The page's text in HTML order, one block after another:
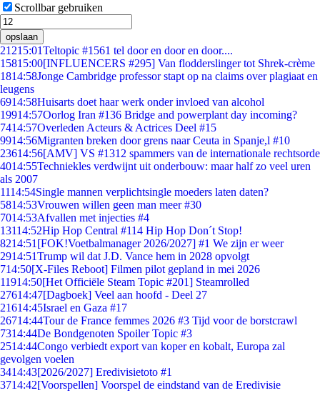
Scrollbar gebruiken
opslaan
21215:01Teltopic #1561 tel door en door en door....
15815:00[INFLUENCERS #295] Van flodderslinger tot Shrek-crème
1814:58Jonge Cambridge professor stapt op na claims over plagiaat en
leugens
6914:58Huisarts doet haar werk onder invloed van alcohol
19914:57Oorlog Iran #136 Bridge and powerplant day incoming?
7414:57Overleden Acteurs & Actrices Deel #15
9914:56Migranten breken door grens naar Ceuta in Spanje,l #10
23614:56[AMV] VS #1312 spammers van de internationale rechtsorde
4014:55Techniekles verdwijnt uit onderbouw: maar half zo veel uren
als 2007
1114:54Single mannen verplichtsingle moeders laten daten?
5814:53Vrouwen willen geen man meer #30
7014:53Afvallen met injecties #4
13114:52Hip Hop Central #114 Hip Hop Don´t Stop!
8214:51 [FOK!Voetbalmanager 2026/2027] #1 We zijn er weer
2914:51Trump wil dat J.D. Vance hem in 2028 opvolgt
714:50[X-Files Reboot] Filmen pilot gepland in mei 2026
11914:50[Het Officiële Steam Topic #201] Steamrolled
27614:47[Dagboek] Veel aan hoofd - Deel 27
21614:45Israel en Gaza #17
26714:44Tour de France femmes 2026 #3 Tijd voor de borstcrawl
7314:44De Bondgenoten Spoiler Topic #3
2514:44Congo verbiedt export van koper en kobalt, Europa zal
gevolgen voelen
3414:43[2026/2027] Eredivisietoto #1
3714:42[Voorspellen] Voorspel de eindstand van de Eredivisie